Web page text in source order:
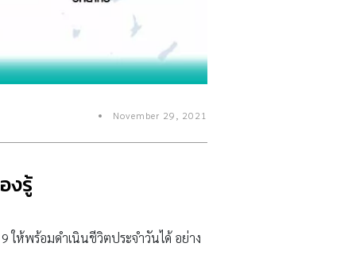
November 29, 2021
งรู้
ให้พร้อมดำเนินชีวิตประจำวันได้ อย่าง